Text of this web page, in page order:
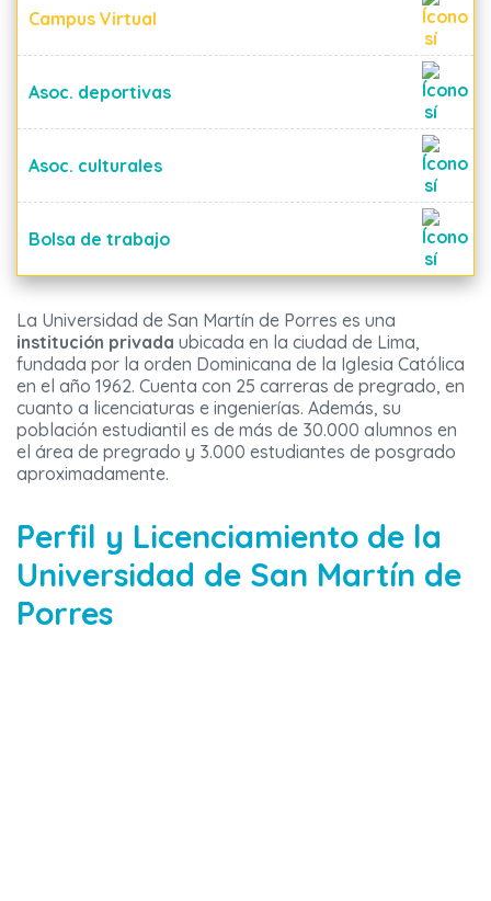
Campus Virtual
Asoc. deportivas
Asoc. culturales
Bolsa de trabajo
La Universidad de San Martín de Porres es una
institución privada ubicada en la ciudad de Lima,
fundada por la orden Dominicana de la Iglesia Católica
en el año 1962. Cuenta con 25 carreras de pregrado, en
cuanto a licenciaturas e ingenierías. Además, su
población estudiantil es de más de 30.000 alumnos en
el área de pregrado y 3.000 estudiantes de posgrado
aproximadamente.
Perfil y Licenciamiento de la
Universidad de San Martín de
Porres